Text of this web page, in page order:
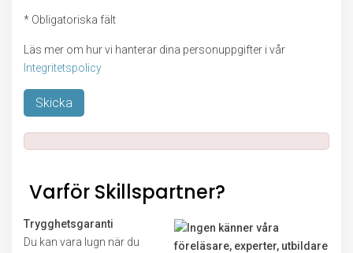
* Obligatoriska fält
Läs mer om hur vi hanterar dina personuppgifter i vår
Integritetspolicy
Lämna detta fält tomt.
Varför Skillspartner?
Trygghetsgaranti
Du kan vara lugn när du